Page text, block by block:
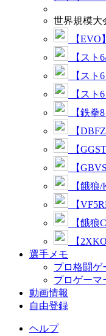
世界規模大
【EVO
【スト
【スト
【スト
【鉄拳
【
【
【
【餓狼
【
【餓狼
【
選手メモ
プロ格闘ゲ
プロゲーマ
動画情報
自由登録
ヘルプ